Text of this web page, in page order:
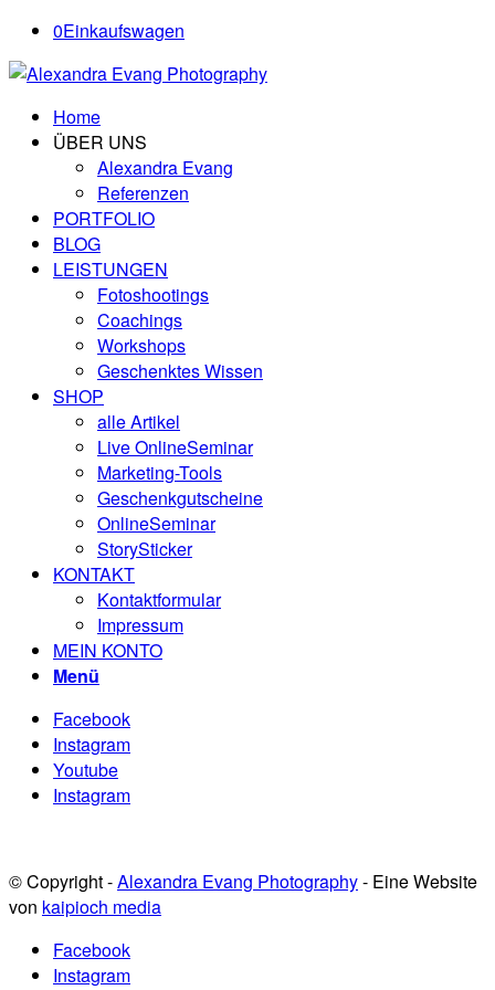
0Einkaufswagen
Home
ÜBER UNS
Alexandra Evang
Referenzen
PORTFOLIO
BLOG
LEISTUNGEN
Fotoshootings
Coachings
Workshops
Geschenktes Wissen
SHOP
alle Artikel
Live OnlineSeminar
Marketing-Tools
Geschenkgutscheine
OnlineSeminar
StorySticker
KONTAKT
Kontaktformular
Impressum
MEIN KONTO
Menü
Facebook
Instagram
Youtube
Instagram
© Copyright -Alexandra Evang Photography- Eine Website
von kaipioch media
Facebook
Instagram